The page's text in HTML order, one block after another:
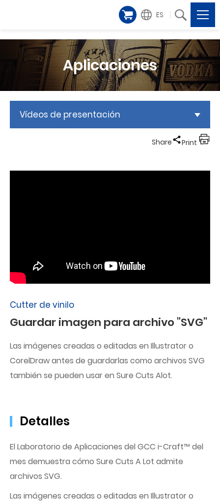
ES
Aplicaciones
Vídeos de presentación
Share Print
Cutter de vinilo
Guardar imagen para archivo "SVG"
Las imágenes creadas o editadas en Illustrator o
CorelDraw antes de guardarlas como archivos SVG
también se pueden usar en Sure Cuts Alot.
Detalles
El Laboratorio de Aplicaciones del GCC i-Craft™ del
mes demuestra cómo Sure Cuts A Lot admite
archivos SVG.
Las imágenes creadas o editadas en Illustrator o